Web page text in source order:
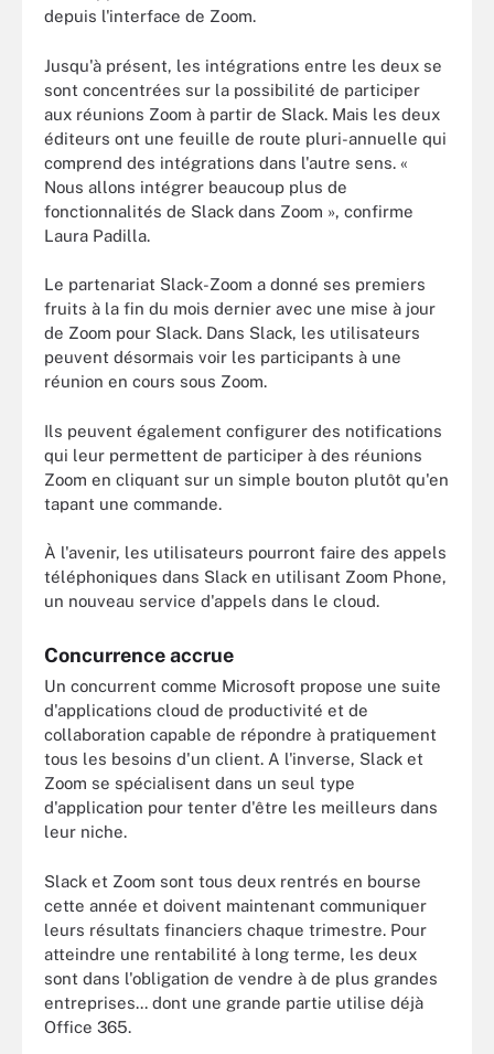
depuis l'interface de Zoom.
Jusqu'à présent, les intégrations entre les deux se
sont concentrées sur la possibilité de participer
aux réunions Zoom à partir de Slack. Mais les deux
éditeurs ont une feuille de route pluri-annuelle qui
comprend des intégrations dans l'autre sens. «
Nous allons intégrer beaucoup plus de
fonctionnalités de Slack dans Zoom », confirme
Laura Padilla.
Le partenariat Slack-Zoom a donné ses premiers
fruits à la fin du mois dernier avec une mise à jour
de Zoom pour Slack. Dans Slack, les utilisateurs
peuvent désormais voir les participants à une
réunion en cours sous Zoom.
Ils peuvent également configurer des notifications
qui leur permettent de participer à des réunions
Zoom en cliquant sur un simple bouton plutôt qu'en
tapant une commande.
À l'avenir, les utilisateurs pourront faire des appels
téléphoniques dans Slack en utilisant Zoom Phone,
un nouveau service d'appels dans le cloud.
Concurrence accrue
Un concurrent comme Microsoft propose une suite
d'applications cloud de productivité et de
collaboration capable de répondre à pratiquement
tous les besoins d'un client. A l'inverse, Slack et
Zoom se spécialisent dans un seul type
d'application pour tenter d'être les meilleurs dans
leur niche.
Slack et Zoom sont tous deux rentrés en bourse
cette année et doivent maintenant communiquer
leurs résultats financiers chaque trimestre. Pour
atteindre une rentabilité à long terme, les deux
sont dans l'obligation de vendre à de plus grandes
entreprises... dont une grande partie utilise déjà
Office 365.